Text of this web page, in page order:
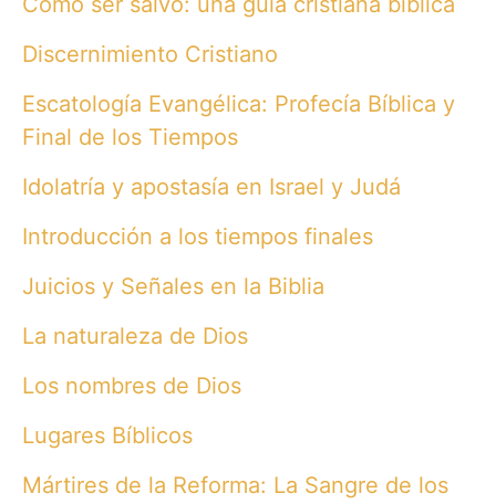
Discernimiento Cristiano
Escatología Evangélica: Profecía Bíblica y
Final de los Tiempos
Idolatría y apostasía en Israel y Judá
Introducción a los tiempos finales
Juicios y Señales en la Biblia
La naturaleza de Dios
Los nombres de Dios
Lugares Bíblicos
Mártires de la Reforma: La Sangre de los